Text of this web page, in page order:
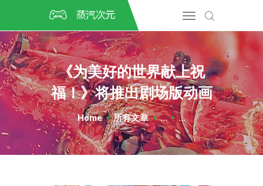
《为美好的世界献上祝
福！》将推出剧场版动画
Home 所有文章 ... ...
CSGO开箱
DOTA2开箱
开箱教程
CSGO/DOTA2/绝地求生第
三方开箱
COSPLAY
CSGO音乐盒
CSGO手套